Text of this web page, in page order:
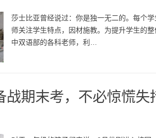
莎士比亚曾经说过：你是独一无二的。每个
师关注学生特点，因材施教。为提升学生的
中双语部的各科老师，利…
战期末考，不必惊慌失